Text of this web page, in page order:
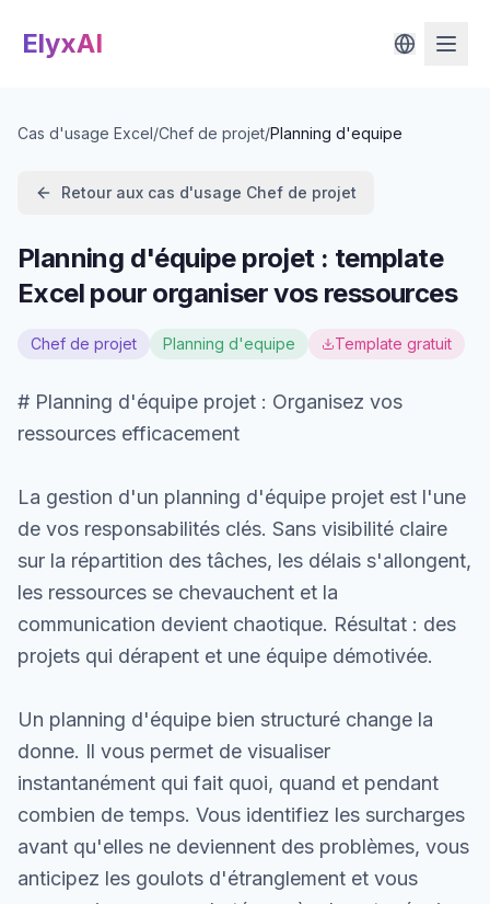
ElyxAI
Cas d'usage Excel/Chef de projet/Planning d'equipe
Retour aux cas d'usage Chef de projet
Planning d'équipe projet : template
Excel pour organiser vos ressources
Chef de projet Planning d'equipe Template gratuit
# Planning d'équipe projet : Organisez vos
ressources efficacement
La gestion d'un planning d'équipe projet est l'une
de vos responsabilités clés. Sans visibilité claire
sur la répartition des tâches, les délais s'allongent,
les ressources se chevauchent et la
communication devient chaotique. Résultat : des
projets qui dérapent et une équipe démotivée.
Un planning d'équipe bien structuré change la
donne. Il vous permet de visualiser
instantanément qui fait quoi, quand et pendant
combien de temps. Vous identifiez les surcharges
avant qu'elles ne deviennent des problèmes, vous
anticipez les goulots d'étranglement et vous